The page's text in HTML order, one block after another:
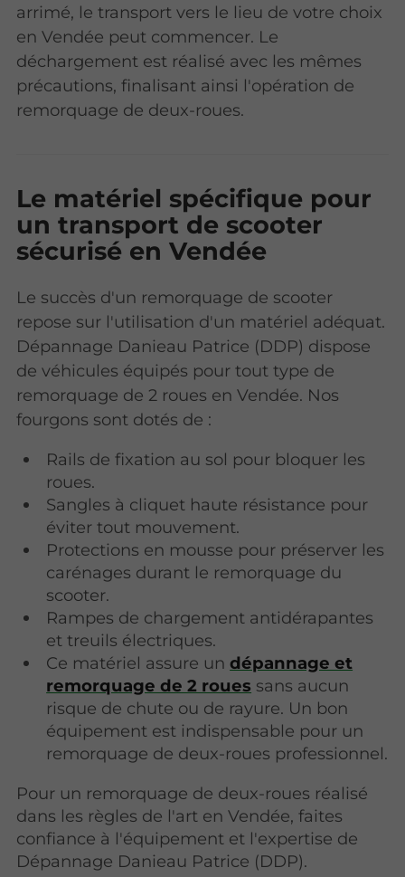
arrimé, le transport vers le lieu de votre choix
en Vendée peut commencer. Le
déchargement est réalisé avec les mêmes
précautions, finalisant ainsi l'opération de
remorquage de deux-roues.
Le matériel spécifique pour
un transport de scooter
sécurisé en Vendée
Le succès d'un remorquage de scooter
repose sur l'utilisation d'un matériel adéquat.
Dépannage Danieau Patrice (DDP) dispose
de véhicules équipés pour tout type de
remorquage de 2 roues en Vendée. Nos
fourgons sont dotés de :
Rails de fixation au sol pour bloquer les
roues.
Sangles à cliquet haute résistance pour
éviter tout mouvement.
Protections en mousse pour préserver les
carénages durant le remorquage du
scooter.
Rampes de chargement antidérapantes
et treuils électriques.
Ce matériel assure undépannage et
remorquage de 2 roues sans aucun
risque de chute ou de rayure. Un bon
équipement est indispensable pour un
remorquage de deux-roues professionnel.
Pour un remorquage de deux-roues réalisé
dans les règles de l'art en Vendée, faites
confiance à l'équipement et l'expertise de
Dépannage Danieau Patrice (DDP).